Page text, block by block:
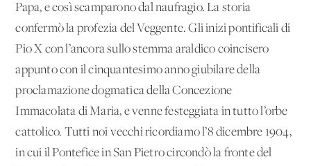
Papa, e così scamparono dal naufragio. La storia
confermò la profezia del Veggente. Gli inizi pontificali di
Pio X con l’ancora sullo stemma araldico coincisero
appunto con il cinquantesimo anno giubilare della
proclamazione dogmatica della Concezione
Immacolata di Maria, e venne festeggiata in tutto l’orbe
cattolico. Tutti noi vecchi ricordiamo l’8 dicembre 1904,
in cui il Pontefice in San Pietro circondò la fronte del